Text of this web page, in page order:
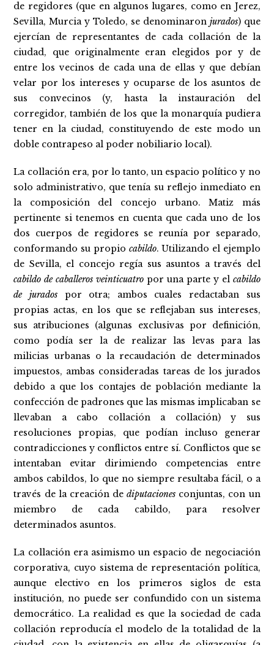
de regidores (que en algunos lugares, como en Jerez,
Sevilla, Murcia y Toledo, se denominaron jurados) que
ejercían de representantes de cada collación de la
ciudad, que originalmente eran elegidos por y de
entre los vecinos de cada una de ellas y que debían
velar por los intereses y ocuparse de los asuntos de
sus convecinos (y, hasta la instauración del
corregidor, también de los que la monarquía pudiera
tener en la ciudad, constituyendo de este modo un
doble contrapeso al poder nobiliario local).
La collación era, por lo tanto, un espacio político y no
solo administrativo, que tenía su reflejo inmediato en
la composición del concejo urbano. Matiz más
pertinente si tenemos en cuenta que cada uno de los
dos cuerpos de regidores se reunía por separado,
conformando su propio cabildo. Utilizando el ejemplo
de Sevilla, el concejo regía sus asuntos a través del
cabildo de caballeros veinticuatro por una parte y el cabildo
de jurados por otra; ambos cuales redactaban sus
propias actas, en los que se reflejaban sus intereses,
sus atribuciones (algunas exclusivas por definición,
como podía ser la de realizar las levas para las
milicias urbanas o la recaudación de determinados
impuestos, ambas consideradas tareas de los jurados
debido a que los contajes de población mediante la
confección de padrones que las mismas implicaban se
llevaban a cabo collación a collación) y sus
resoluciones propias, que podían incluso generar
contradicciones y conflictos entre sí. Conflictos que se
intentaban evitar dirimiendo competencias entre
ambos cabildos, lo que no siempre resultaba fácil, o a
través de la creación dediputaciones conjuntas, con un
miembro de cada cabildo, para resolver
determinados asuntos.
La collación era asimismo un espacio de negociación
corporativa, cuyo sistema de representación política,
aunque electivo en los primeros siglos de esta
institución, no puede ser confundido con un sistema
democrático. La realidad es que la sociedad de cada
collación reproducía el modelo de la totalidad de la